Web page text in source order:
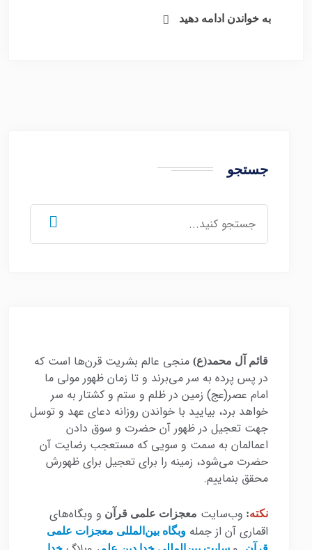
به خواندن ادامه دهید
جستجو
برای:
قائم آل محمد(ع) منجی عالم بشریت قرن‌ها است که
در پس پرده به سر می‌برند و تا زمان ظهور مولی ما
امام عصر(عج) زمین در ظلم و ستم و کشتار به سر
خواهد برد، بیایید با خواندن روزانه دعای عهد و توسل
جهت تعجیل در ظهور آن حضرت و سوق دادن
اعمالمان به سمت و سویی که مستعجب رضایت آن
حضرت می‌شود، زمینه را برای تعجیل برای ظهورش
محقق بنماییم.
نکته: وب‌سایت معجزات علمی قرآن و وبگاه‌های
اقماری آن از جمله وبگاه بین‌المللی معجزات علمی